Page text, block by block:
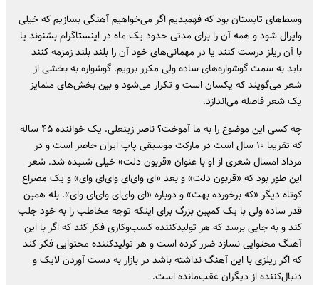
وسط‌های تابستان بود که فهمیدیم اگر می‌خواهیم آهنگی بسازیم که خیلی
وایرال شود و همه آن را برای مدتی حدود یک ماه در اینستاگرام بشنوند یا
با آن ریلز درست کنند یا در مهمانی‌های خود آن را بلند بلند زمزمه کنند
باید به سمت گوشواره‌های ساده ولی مکرر برویم. گوشواره به بخشی از
شعر می‌گویند که یکسان است و تکرار می‌شود و بین بخش‌های متمایز
یک شعر فاصله می‌اندازد.
چه کسی این موضوع را به ما آموخت؟ ناصر زینعلی. یک خواننده ۴۵ ساله
که تقریبا ۱۰ سال است در مارکت موسیقی پاپ ایران حاضر است و در
مرداد امسال شعری از او با عنوان «قربون دلت» خیلی شنیده شد. شعر
این طور بود که «قربون دلت» و بعد «ای وای‌ای وای‌ای وای» و یک مصراع
کوتاه دیگر «که برخورده بهت» و دوباره «ای وای‌ای وای‌ای وای». بله همین
قدر ساده ولی با یک کمپین بزرگ برای اینکه توجه مخاطب را به خود جلب
کند و به جایی برسد که هر تولیدکننده کسب‌وکاری فکر کند که اگر با این
آهنگ محتوایی نسازد ضرر کرده است و هر تولیدکننده محتوایی فکر کند
که اگر ریلزی با این آهنگ نداشته باشد در بازار به دست آوردن لایک و
دنبال‌کننده از دیگران عقب‌مانده است.